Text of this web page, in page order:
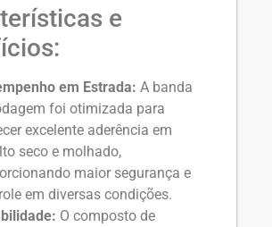
e
em Estrada: A banda
foi otimizada para
excelente aderência em
seco e molhado,
maior segurança e
em diversas condições.
O composto de